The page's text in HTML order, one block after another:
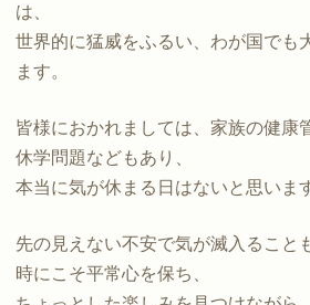
は、
世界的に猛威をふるい、わが国でも
ます。
皆様におかれましては、家族の健康
休学問題などもあり、
本当に気が休まる日はないと思いま
先の見えない不安で気が滅入ること
時にこそ平常心を保ち、